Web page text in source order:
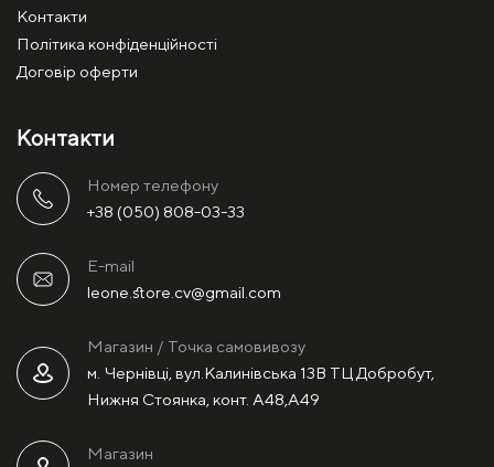
Контакти
Політика конфіденційності
Договір оферти
Контакти
Номер телефону
+38 (050) 808-03-33
E-mail
leone.store.cv@gmail.com
Магазин / Точка самовивозу
м. Чернівці, вул.Калинівська 13В ТЦ Добробут,
Нижня Стоянка, конт. А48,А49
Магазин